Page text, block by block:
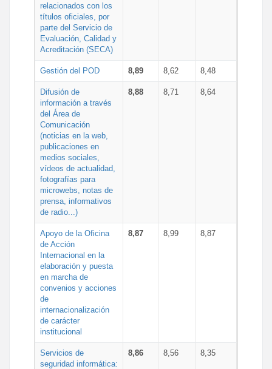
relacionados con los
títulos oficiales, por
parte del Servicio de
Evaluación, Calidad y
Acreditación (SECA)
Gestión del POD 8,89 8,62 8,48
Difusión de
información a través
del Área de
Comunicación
(noticias en la web,
publicaciones en
medios sociales,
vídeos de actualidad,
fotografías para
microwebs, notas de
prensa, informativos
de radio...)
8,88 8,71 8,64
Apoyo de la Oficina
de Acción
Internacional en la
elaboración y puesta
en marcha de
convenios y acciones
de
internacionalización
de carácter
institucional
8,87 8,99 8,87
Servicios de
seguridad informática:
8,86 8,56 8,35